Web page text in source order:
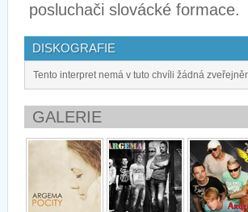
posluchači slovácké formace.
DISKOGRAFIE
Tento interpret nemá v tuto chvíli žádná
GALERIE